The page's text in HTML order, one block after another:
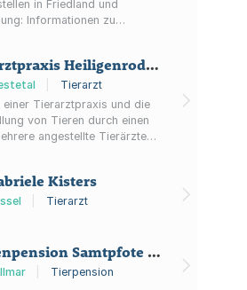
in Friedland und
Informationen zu
Hinweise zu Fundtieren und
Tierarztpraxis Heiligenrode GmbH
Tierarzt
einer Tierarztpraxis und die
von Tieren durch einen
angestellte Tierärzte
Kisters
Tierarzt
Katzenpension Samtpfote Manuela Grosse
Tierpension